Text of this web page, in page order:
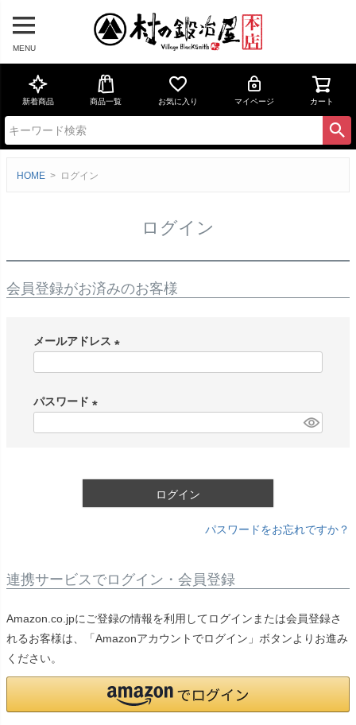
MENU
新着商品 商品一覧 お気に入り マイページ カート
HOME ログイン
ログイン
会員登録がお済みのお客様
メールアドレス
パスワード
ログイン
パスワードをお忘れですか？
連携サービスでログイン・会員登録
Amazon.co.jpにご登録の情報を利用してログインまたは会員登録さ
れるお客様は、「Amazonアカウントでログイン」ボタンよりお進み
ください。